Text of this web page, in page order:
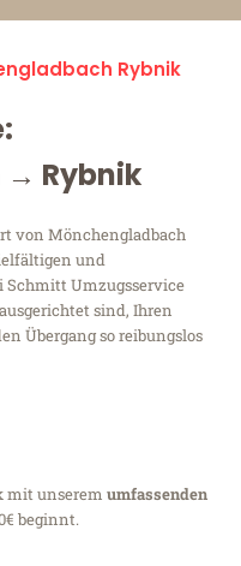
Rybnik
Rybnik
von Mönchengladbach
und
Umzugsservice
sind, Ihren
Übergang so reibungslos
mit unserem umfassenden
beginnt.